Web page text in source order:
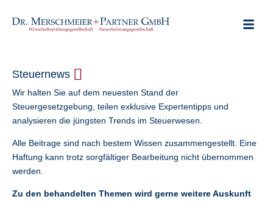
Steuernews
Wir halten Sie auf dem neuesten Stand der
Steuergesetzgebung, teilen exklusive Expertentipps und
analysieren die jüngsten Trends im Steuerwesen.
Alle Beitrage sind nach bestem Wissen zusammengestellt. Eine
Haftung kann trotz sorgfältiger Bearbeitung nicht übernommen
werden.
Zu den behandelten Themen wird gerne weitere Auskunft